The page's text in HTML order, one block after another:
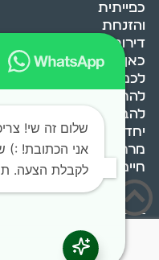
כפייתית
והזנחת
דירות, אנחנו
כאן כדי לעזור
לכם
להתמודד,
להבין ולשנות.
יחד, ניצור
מרחב
חיים בריא ומאוזן.
הזכויות שמורות.
שלום זה שי!
אני הכתובת! :)
לקבלת הצעה.